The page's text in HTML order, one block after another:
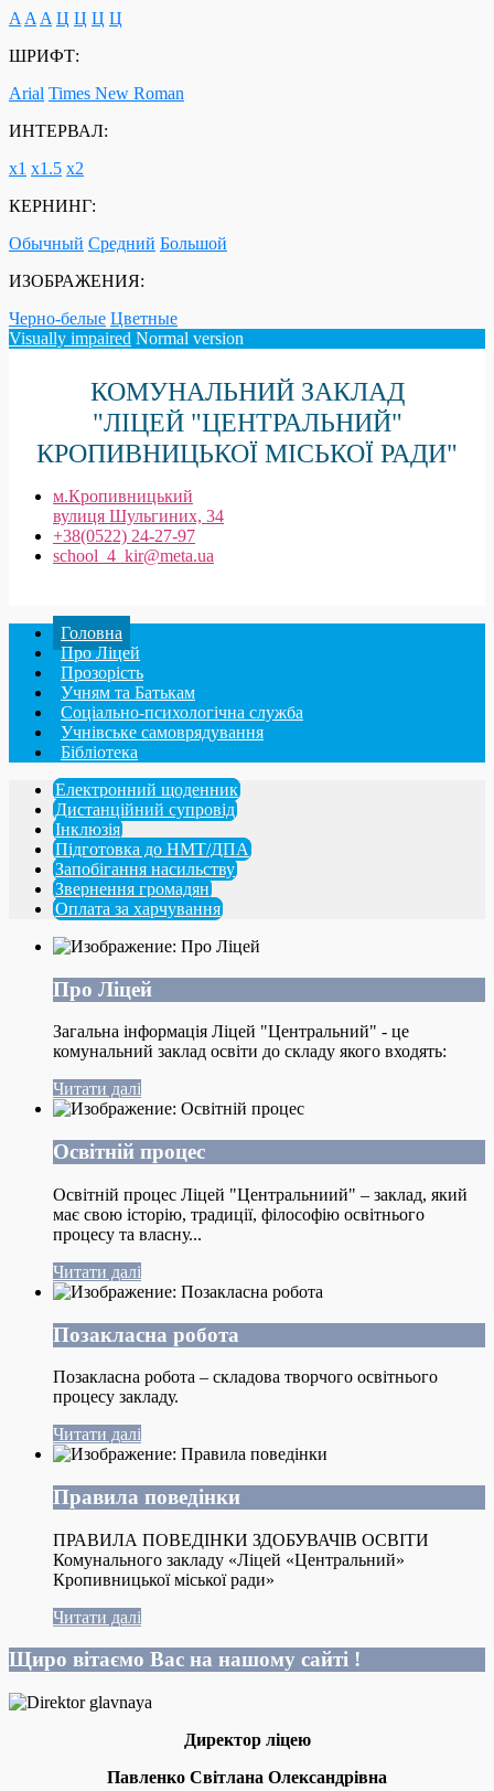
A A A Ц Ц Ц Ц
ШРИФТ:
Arial Times New Roman
ИНТЕРВАЛ:
х1 х1.5 х2
КЕРНИНГ:
Обычный Средний Большой
ИЗОБРАЖЕНИЯ:
Черно-белые Цветные
Visually impaired Normal version
КОМУНАЛЬНИЙ ЗАКЛАД
"ЛІЦЕЙ "ЦЕНТРАЛЬНИЙ"
КРОПИВНИЦЬКОЇ МІСЬКОЇ РАДИ"
м.Кропивницький
вулиця Шульгиних, 34
+38(0522) 24-27-97
school_4_kir@meta.ua
Головна
Про Ліцей
Прозорість
Учням та Батькам
Соціально-психологічна служба
Учнівське самоврядування
Бібліотека
Електронний щоденник
Дистанційний супровід
Інклюзія
Підготовка до НМТ/ДПА
Запобігання насильству
Звернення громадян
Оплата за харчування
Про Ліцей
Загальна інформація Ліцей "Центральний" - це
комунальний заклад освіти до складу якого входять:
Читати далі
Освітній процес
Освітній процес Ліцей "Центральниий" – заклад, який
має свою історію, традиції, філософію освітнього
процесу та власну...
Читати далі
Позакласна робота
Позакласна робота – складова творчого освітнього
процесу закладу.
Читати далі
Правила поведінки
ПРАВИЛА ПОВЕДІНКИ ЗДОБУВАЧІВ ОСВІТИ
Комунального закладу «Ліцей «Центральний»
Кропивницької міської ради»
Читати далі
Щиро вітаємо Вас на нашому сайті !
Директор ліцею
Павленко Світлана Олександрівна